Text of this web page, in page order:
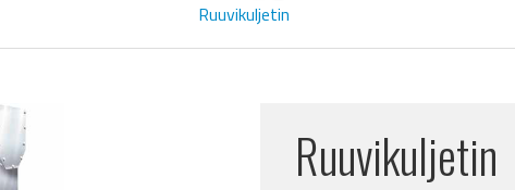
Ruuvikuljetin
Ruuvikuljetin